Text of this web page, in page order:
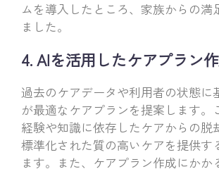
ムを導入したところ、家族からの満
ました。
4. AIを活用したケアプラン
過去のケアデータや利用者の状態に
が最適なケアプランを提案します。
経験や知識に依存したケアからの脱
標準化された質の高いケアを提供す
ます。また、ケアプラン作成にかか